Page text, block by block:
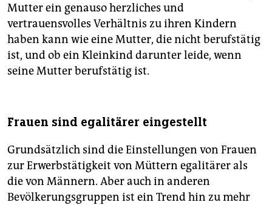
Mutter ein genauso herzliches und
vertrauensvolles Verhältnis zu ihren Kindern
haben kann wie eine Mutter, die nicht berufstätig
ist, und ob ein Kleinkind darunter leide, wenn
seine Mutter berufstätig ist.
Frauen sind egalitärer eingestellt
Grundsätzlich sind die Einstellungen von Frauen
zur Erwerbstätigkeit von Müttern egalitärer als
die von Männern. Aber auch in anderen
Bevölkerungsgruppen ist ein Trend hin zu mehr